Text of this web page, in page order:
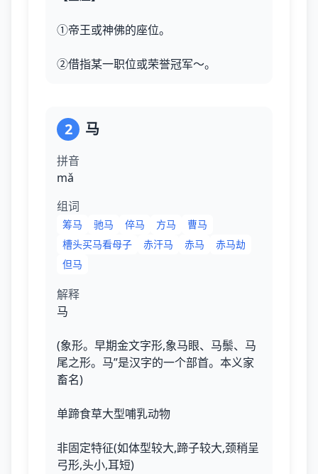
①帝王或神佛的座位。
②借指某一职位或荣誉冠军～。
2 马
拼音
mǎ
组词
筹马 驰马 倅马 方马
曹马
槽头买马看母子
赤汗马 赤马
赤马劫
但马
解释
马
(象形。早期金文字形,象马眼、马鬃、马
尾之形。马”是汉字的一个部首。本义家
畜名)
单蹄食草大型哺乳动物
非固定特征(如体型较大,蹄子较大,颈稍呈
弓形,头小,耳短)